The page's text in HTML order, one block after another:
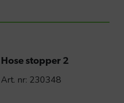
Hose stopper 2
Art. nr: 230348